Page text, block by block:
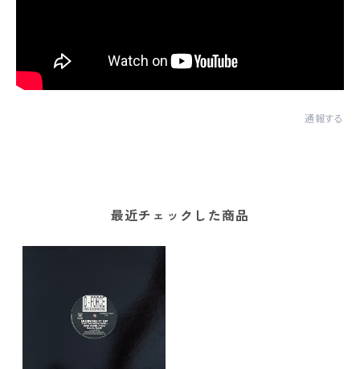
通報する
最近チェックした商品